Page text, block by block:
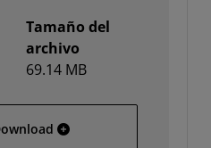
Tamaño del
archivo
69.14 MB
Windows